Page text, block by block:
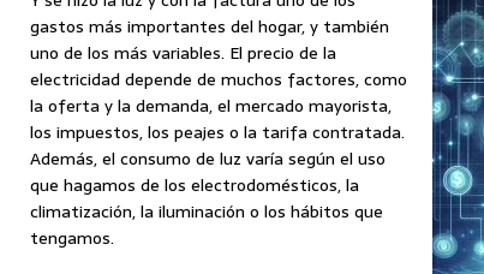
gastos más importantes del hogar, y también
uno de los más variables. El precio de la
electricidad depende de muchos factores, como
la oferta y la demanda, el mercado mayorista,
los impuestos, los peajes o la tarifa contratada.
Además, el consumo de luz varía según el uso
que hagamos de los electrodomésticos, la
climatización, la iluminación o los hábitos que
tengamos.